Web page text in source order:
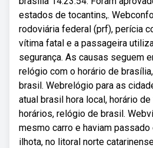
estados de tocantins,.
rodoviária federal (prf), perícia
vítima fatal e a passageira
segurança. As causas seguem
relógio com o horário de
brasil. Webrelógio para as
atual brasil hora local, horário
horários, relógio de brasil.
mesmo carro e haviam
ilhota, no litoral norte